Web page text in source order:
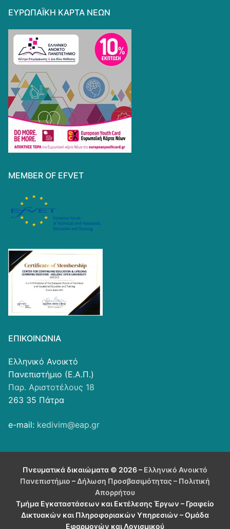
ΕΥΡΩΠΑΪΚΗ ΚΑΡΤΑ ΝΕΩΝ
MEMBER OF EFVET
ΕΠΙΚΟΙΝΩΝΊΑ
Ελληνικό Ανοικτό
Πανεπιστήμιο (Ε.Α.Π.)
Παρ. Αριστοτέλους 18
263 35 Πάτρα
e-mail: kedivim@eap.gr
Πνευματικά δικαιώματα © 2026 – Ελληνικό Ανοικτό
Πανεπιστήμιο – Δήλωση Προσβασιμότητας – Πολιτική
Απορρήτου
Τμήμα Εγκαταστάσεων και Εκτέλεσης Έργων – Γραφείο
Δικτυακών και Πληροφοριακών Υπηρεσιών – Ομάδα
Εφαρμογών και Λογισμικού